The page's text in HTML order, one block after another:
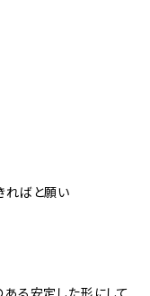
ればと願い